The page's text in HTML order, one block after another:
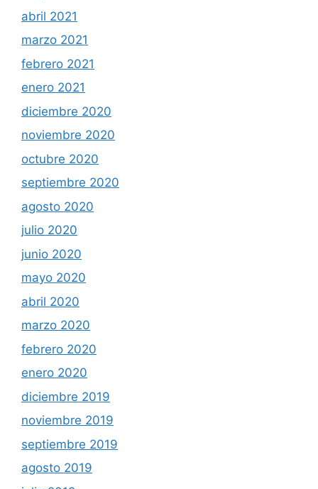
abril 2021
marzo 2021
febrero 2021
enero 2021
diciembre 2020
noviembre 2020
octubre 2020
septiembre 2020
agosto 2020
julio 2020
junio 2020
mayo 2020
abril 2020
marzo 2020
febrero 2020
enero 2020
diciembre 2019
noviembre 2019
septiembre 2019
agosto 2019